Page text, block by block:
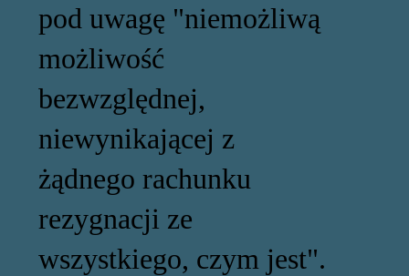
pod uwagę "niemożliwą
możliwość
bezwzględnej,
niewynikającej z
żądnego rachunku
rezygnacji ze
wszystkiego, czym jest".